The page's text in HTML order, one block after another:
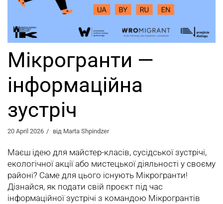
Мікрогранти —
інформаційна
зустріч
20 April 2026 від Marta Shpindzer
Маєш ідею для майстер-класів, сусідської зустрічі,
екологічної акції або мистецької діяльності у своєму
районі? Саме для цього існують Мікрогранти!
Дізнайся, як подати свій проєкт під час
інформаційної зустрічі з командою Мікрогрантів